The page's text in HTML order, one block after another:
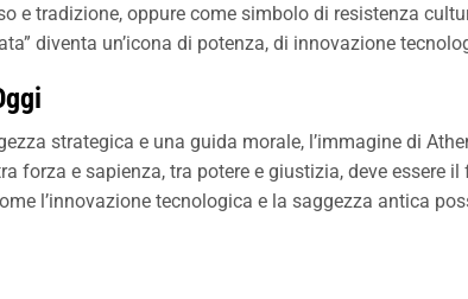
e tradizione, oppure come simbolo di resistenza
diventa un’icona di potenza, di innovazione
strategica e una guida morale, l’immagine di
forza e sapienza, tra potere e giustizia, deve
l’innovazione tecnologica e la saggezza antica